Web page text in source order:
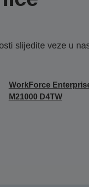
slijedite veze u
WorkForce
M21000 D4TW